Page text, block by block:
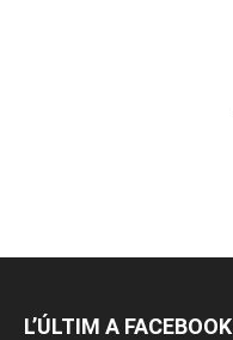
L’ÚLTIM A FACEBOOK